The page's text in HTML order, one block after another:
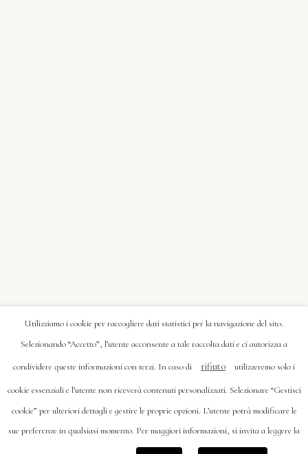
Utilizziamo i cookie per raccogliere dati statistici per la navigazione del sito.
Selezionando “Accetto”, l’utente acconsente a tale raccolta dati e ci autorizza a
condividere queste informazioni con terzi. In caso di rifiuto utilizzeremo solo i
cookie essenziali e l’utente non riceverà contenuti personalizzati. Selezionare “Gestisci
cookie” per ulteriori dettagli e gestire le proprie opzioni. L’utente potrà modificare le
sue preferenze in qualsiasi momento. Per maggiori informazioni, si invita a leggere la